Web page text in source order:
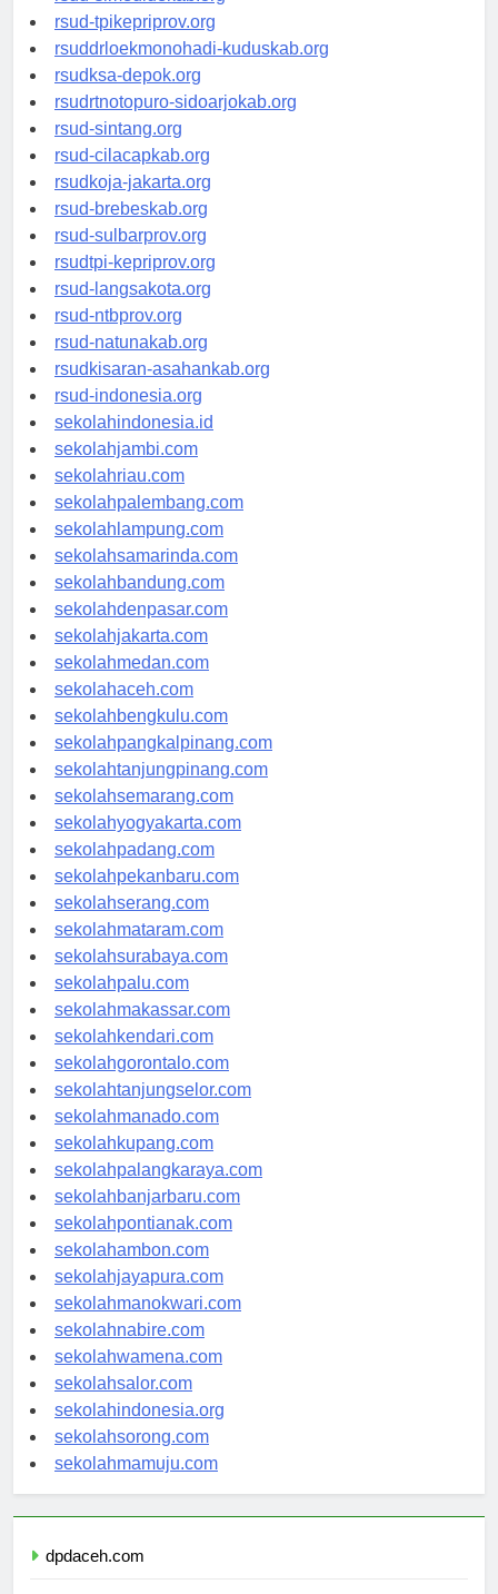
rsud-simeuluekab.org
rsud-tpikepriprov.org
rsuddrloekmonohadi-kuduskab.org
rsudksa-depok.org
rsudrtnotopuro-sidoarjokab.org
rsud-sintang.org
rsud-cilacapkab.org
rsudkoja-jakarta.org
rsud-brebeskab.org
rsud-sulbarprov.org
rsudtpi-kepriprov.org
rsud-langsakota.org
rsud-ntbprov.org
rsud-natunakab.org
rsudkisaran-asahankab.org
rsud-indonesia.org
sekolahindonesia.id
sekolahjambi.com
sekolahriau.com
sekolahpalembang.com
sekolahlampung.com
sekolahsamarinda.com
sekolahbandung.com
sekolahdenpasar.com
sekolahjakarta.com
sekolahmedan.com
sekolahaceh.com
sekolahbengkulu.com
sekolahpangkalpinang.com
sekolahtanjungpinang.com
sekolahsemarang.com
sekolahyogyakarta.com
sekolahpadang.com
sekolahpekanbaru.com
sekolahserang.com
sekolahmataram.com
sekolahsurabaya.com
sekolahpalu.com
sekolahmakassar.com
sekolahkendari.com
sekolahgorontalo.com
sekolahtanjungselor.com
sekolahmanado.com
sekolahkupang.com
sekolahpalangkaraya.com
sekolahbanjarbaru.com
sekolahpontianak.com
sekolahambon.com
sekolahjayapura.com
sekolahmanokwari.com
sekolahnabire.com
sekolahwamena.com
sekolahsalor.com
sekolahindonesia.org
sekolahsorong.com